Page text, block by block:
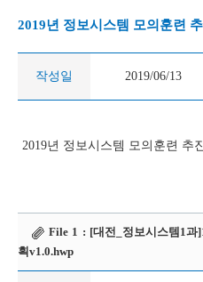
2019년 정보시스템 모의훈련
작성일 2019/06/13
2019년 정보시스템 모의훈련 추
File 1 : [대전_정보시스템1과
획v1.0.hwp